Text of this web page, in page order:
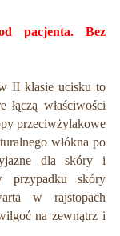
pacjenta. Bez
II klasie ucisku to
łączą właściwości
przeciwżylakowe
włókna po
dla skóry i
przypadku skóry
w rajstopach
na zewnątrz i